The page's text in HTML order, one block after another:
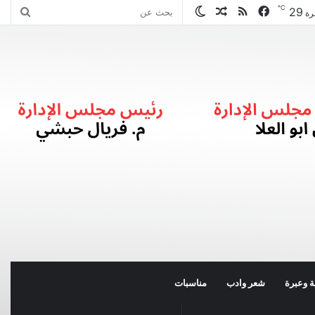
الوضع مقال ملخص
فيسبوك 29
℃
وعبرة شعر وادب مناسبات